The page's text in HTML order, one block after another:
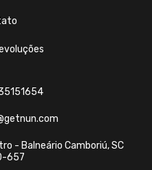
- Balneário Camboriú, SC
657